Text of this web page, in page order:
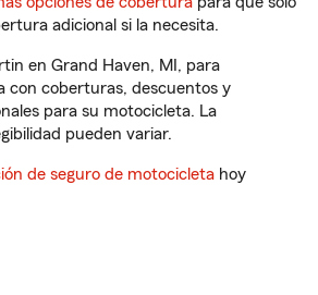
adicional si la necesita.
en Grand Haven, MI, para
con coberturas, descuentos y
para su motocicleta. La
pueden variar.
de seguro de motocicleta hoy